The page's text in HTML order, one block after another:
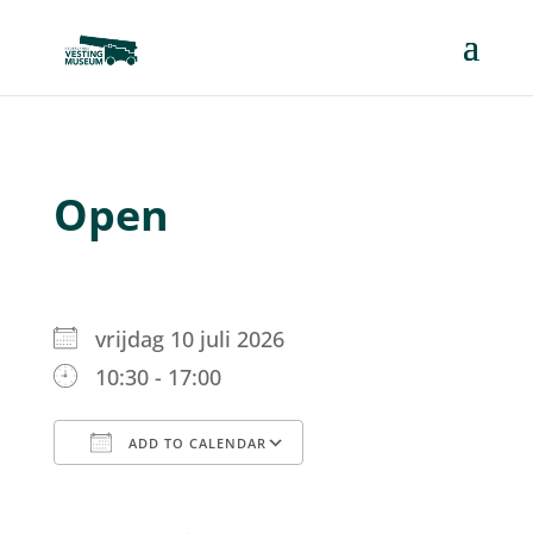
Open
vrijdag 10 juli 2026
10:30 - 17:00
ADD TO CALENDAR